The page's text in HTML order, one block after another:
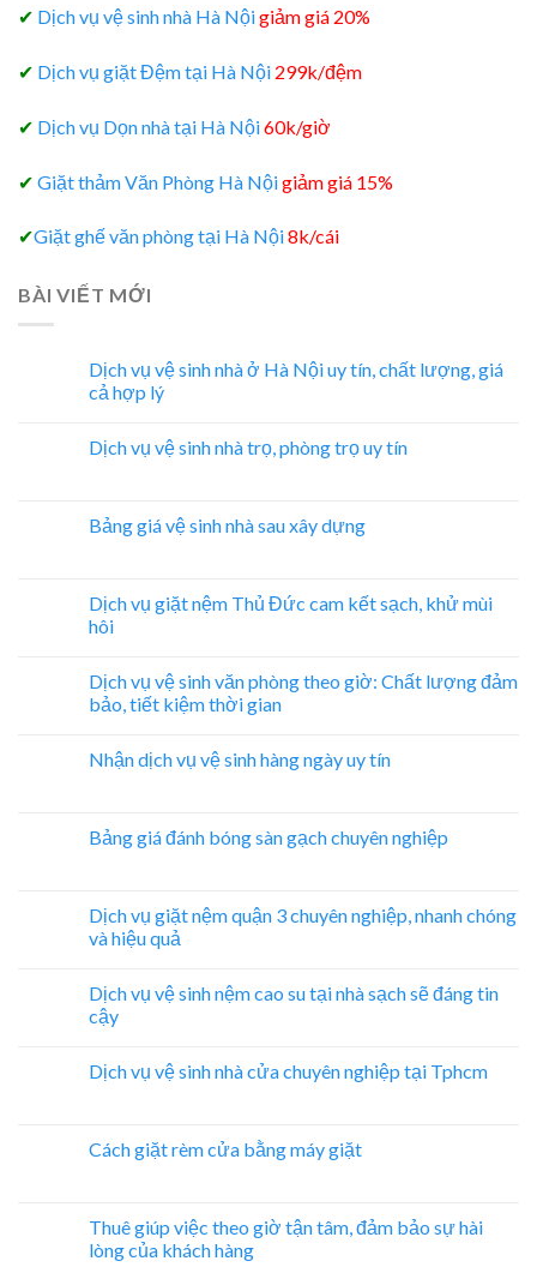
✔ Dịch vụ vệ sinh nhà Hà Nộigiảm giá 20%
✔ Dịch vụ giặt Đệm tại Hà Nội 299k/đệm
✔ Dịch vụ Dọn nhà tại Hà Nội60k/giờ
✔ Giặt thảm Văn Phòng Hà Nộigiảm giá 15%
✔Giặt ghế văn phòng tại Hà Nội8k/cái
BÀI VIẾT MỚI
Dịch vụ vệ sinh nhà ở Hà Nội uy tín, chất lượng, giá
cả hợp lý
Dịch vụ vệ sinh nhà trọ, phòng trọ uy tín
Bảng giá vệ sinh nhà sau xây dựng
Dịch vụ giặt nệm Thủ Đức cam kết sạch, khử mùi
hôi
Dịch vụ vệ sinh văn phòng theo giờ: Chất lượng đảm
bảo, tiết kiệm thời gian
Nhận dịch vụ vệ sinh hàng ngày uy tín
Bảng giá đánh bóng sàn gạch chuyên nghiệp
Dịch vụ giặt nệm quận 3 chuyên nghiệp, nhanh chóng
và hiệu quả
Dịch vụ vệ sinh nệm cao su tại nhà sạch sẽ đáng tin
cậy
Dịch vụ vệ sinh nhà cửa chuyên nghiệp tại Tphcm
Cách giặt rèm cửa bằng máy giặt
Thuê giúp việc theo giờ tận tâm, đảm bảo sự hài
lòng của khách hàng